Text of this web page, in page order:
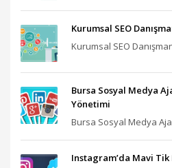
Kurumsal SEO
Kurumsal SEO
Bursa Sosyal Medya
Yönetimi
Bursa Sosyal Medya
Instagram’da Mavi Tik